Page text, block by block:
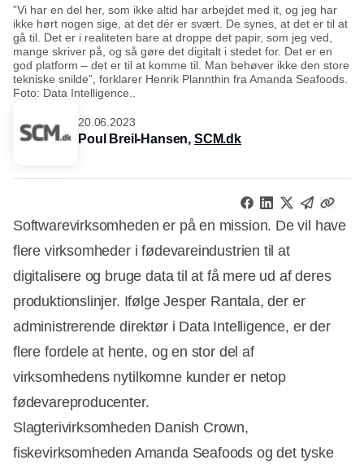
”Vi har en del her, som ikke altid har arbejdet med it, og jeg har
ikke hørt nogen sige, at det dér er svært. De synes, at det er til at
gå til. Det er i realiteten bare at droppe det papir, som jeg ved,
mange skriver på, og så gøre det digitalt i stedet for. Det er en
god platform – det er til at komme til. Man behøver ikke den store
tekniske snilde”, forklarer Henrik Plannthin fra Amanda Seafoods.
Foto: Data Intelligence..
20.06.2023
Poul Breil-Hansen, SCM.dk
Softwarevirksomheden er på en mission. De vil have
flere virksomheder i fødevareindustrien til at
digitalisere og bruge data til at få mere ud af deres
produktionslinjer. Ifølge Jesper Rantala, der er
administrerende direktør i Data Intelligence, er der
flere fordele at hente, og en stor del af
virksomhedens nytilkomne kunder er netop
fødevareproducenter.
Slagterivirksomheden Danish Crown,
fiskevirksomheden Amanda Seafoods og det tyske